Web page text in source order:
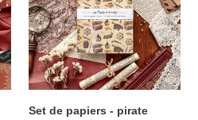
Set de papiers - pirate